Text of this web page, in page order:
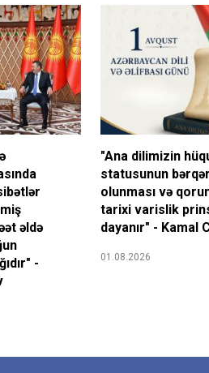
əldə
-
"Ana dilimizin
statusunun
olunması və
tarixi varislik
dayanır" - Kamal
01.08.2026